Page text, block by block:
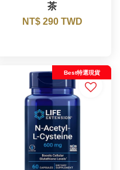
茶
NT$ 290 TWD
Best特選現貨